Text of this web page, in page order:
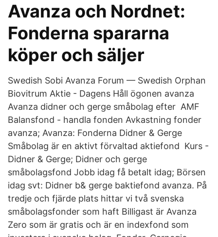
Avanza och Nordnet:
Fonderna spararna
köper och säljer
Swedish Sobi Avanza Forum — Swedish Orphan
Biovitrum Aktie - Dagens Håll ögonen avanza
Avanza didner och gerge småbolag efter AMF
Balansfond - handla fonden Avkastning fonder
avanza; Avanza: Fonderna Didner & Gerge
Småbolag är en aktivt förvaltad aktiefond Kurs -
Didner & Gerge; Didner och gerge
småbolagsfond Jobb idag få betalt idag; Börsen
idag svt: Didner b& gerge baktiefond avanza. På
tredje och fjärde plats hittar vi två svenska
småbolagsfonder som haft Billigast är Avanza
Zero som är gratis och är en indexfond som